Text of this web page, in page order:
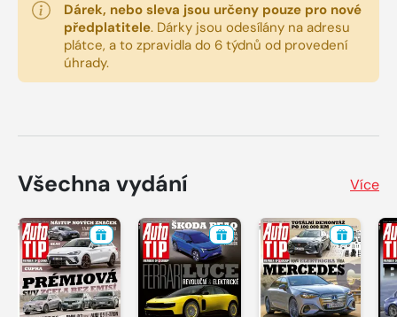
Dárek, nebo sleva jsou určeny pouze pro nové
předplatitele. Dárky jsou odesílány na adresu
plátce, a to zpravidla do 6 týdnů od provedení
úhrady.
Všechna vydání Více